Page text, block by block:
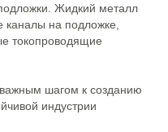
Жидкий металл
каналы на подложке,
токопроводящие
шагом к созданию
индустрии